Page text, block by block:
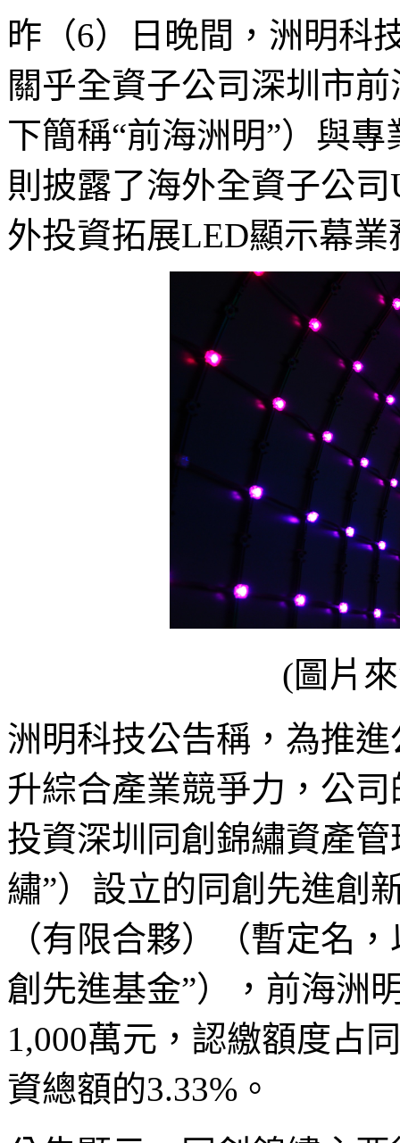
昨（6）日晚間，洲明科
關乎全資子公司深圳市
下簡稱“前海洲明”）與
則披露了海外全資子公司
外投資拓展LED顯示幕業
(圖片
洲明科技公告稱，為推
升綜合產業競爭力，公
投資深圳同創錦繡資產
繡”）設立的同創先進創
（有限合夥）（暫定名
創先進基金”），前海洲
1,000萬元，認繳額度占
資總額的3.33%。